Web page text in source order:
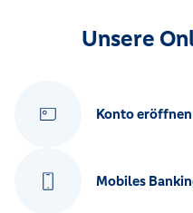
Unsere
Konto
Mobiles